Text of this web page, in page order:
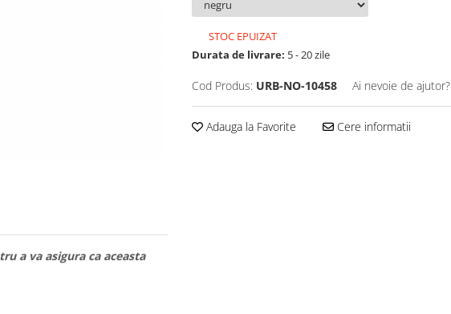
STOC EPUIZAT
Durata de livrare: 5 - 20 zile
Cod Produs: URB-NO-10458 Ai nevoie de ajutor?
Adauga la Favorite Cere informatii
a va asigura ca aceasta